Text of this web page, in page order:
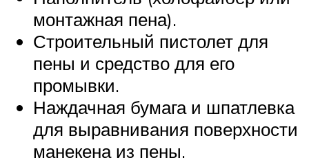
монтажная пена).
Строительный пистолет для
пены и средство для его
промывки.
Наждачная бумага и шпатлевка
для выравнивания поверхности
манекена из пены.